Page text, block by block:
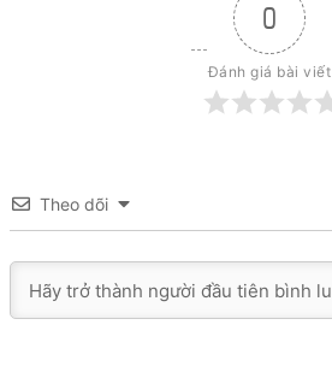
0
Đánh giá bài viết
Theo dõi